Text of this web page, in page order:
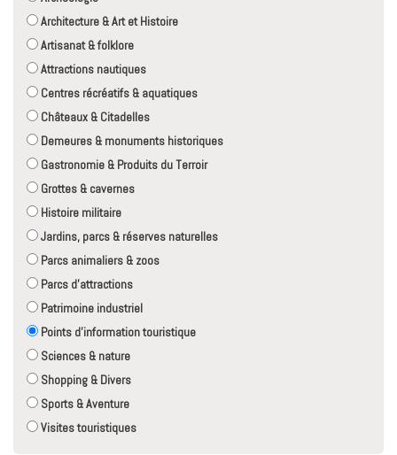
Architecture & Art et Histoire
Artisanat & folklore
Attractions nautiques
Centres récréatifs & aquatiques
Châteaux & Citadelles
Demeures & monuments historiques
Gastronomie & Produits du Terroir
Grottes & cavernes
Histoire militaire
Jardins, parcs & réserves naturelles
Parcs animaliers & zoos
Parcs d'attractions
Patrimoine industriel
Points d'information touristique
Sciences & nature
Shopping & Divers
Sports & Aventure
Visites touristiques